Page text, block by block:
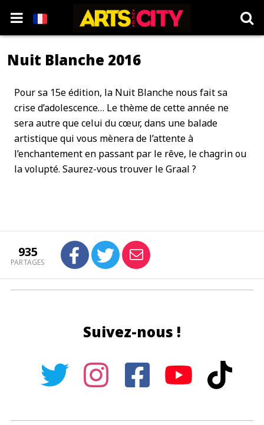
Nuit Blanche 2016
Pour sa 15e édition, la Nuit Blanche nous fait sa
crise d’adolescence… Le thème de cette année ne
sera autre que celui du cœur, dans une balade
artistique qui vous mènera de l’attente à
l’enchantement en passant par le rêve, le chagrin ou
la volupté. Saurez-vous trouver le Graal ?
935
PARTAGES
Suivez-nous !